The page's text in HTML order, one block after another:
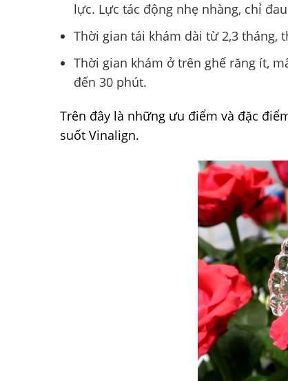
lực. Lực tác động nhẹ nhàng, chỉ
Thời gian tái khám dài từ 2,3 tháng,
Thời gian khám ở trên ghế răng ít,
đến 30 phút.
Trên đây là những ưu điểm và đặc
suốt Vinalign.